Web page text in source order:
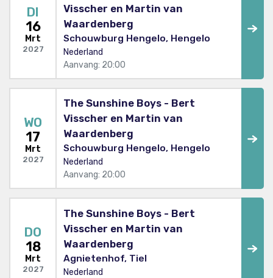
DI
16
Mrt
2027
Visscher en Martin van
Waardenberg
Schouwburg Hengelo, Hengelo
Nederland
Aanvang: 20:00
WO
17
Mrt
2027
The Sunshine Boys - Bert
Visscher en Martin van
Waardenberg
Schouwburg Hengelo, Hengelo
Nederland
Aanvang: 20:00
DO
18
Mrt
2027
The Sunshine Boys - Bert
Visscher en Martin van
Waardenberg
Agnietenhof, Tiel
Nederland